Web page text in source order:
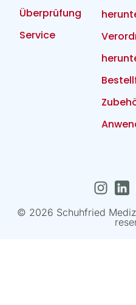
Überprüfung
Service
© 2026 Schuhfried